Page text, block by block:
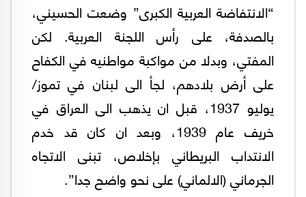
“الانتفاضة العربية الكبرى” وضعت الحسيني،
بالصدفة، على رأس اللجنة العربية. لكن
المفتي، وبدلا من مواكبة مواطنيه في الكفاح
على أرض بلادهم، لجأ الى لبنان في تموز/
يوليو 1937، قبل ان يذهب الى العراق في
خريف عام 1939، وبعد ان كان قد خدم
الانتداب البريطاني بإخلاص، تبنى الاتجاه
الجرماني (الالماني) على نحو واضح جدا”.